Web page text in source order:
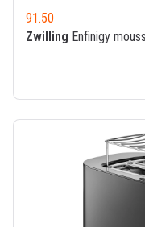
91.50
Zwilling Enfinigy